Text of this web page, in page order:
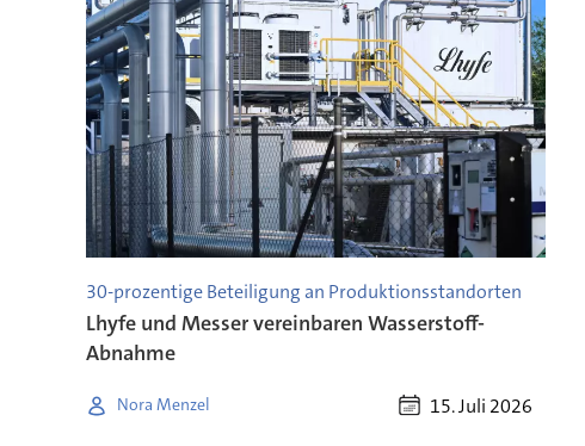
30-prozentige Beteiligung an Produktionsstandorten
Lhyfe und Messer vereinbaren Wasserstoff-
Abnahme
Nora Menzel 15. Juli 2026